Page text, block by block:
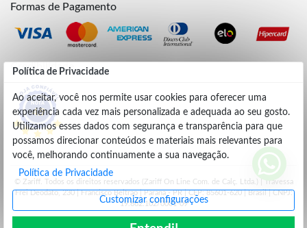
Política de Privacidade
Ao aceitar, você nos permite usar cookies para oferecer uma
experiência cada vez mais personalizada e adequada ao seu gosto.
Utilizamos esses dados com segurança e transparência para que
possamos direcionar conteúdos e materiais mais relevantes para
você, melhorando continuamente a sua navegação.
Política de Privacidade
Customizar configurações
Formas de Pagamento
Credibilidade
4.9
© Zariff. Todos os direitos reservados (Zariff On Line Com. de Calç. Ltda.) | Travessa
Frei Deodato, 230 | Francisco Beltrão | Parana - PR | CEP: 85601-620 | Brasil | CNPJ:
19.662.102/0001-09